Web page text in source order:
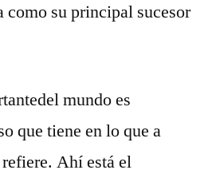
como su principal sucesor
mundo es
que tiene en lo que a
Ahí está el